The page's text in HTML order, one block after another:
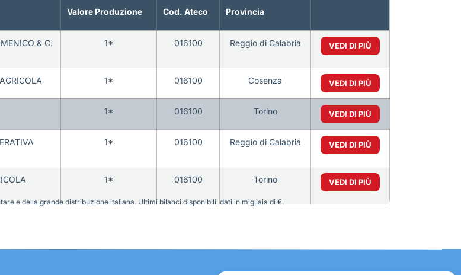
Valore Produzione Cod. Ateco Provincia
& C.
1* 016100 Reggio di Calabria VEDI DI PIÙ
1* 016100 Cosenza VEDI DI PIÙ
1* 016100 Torino VEDI DI PIÙ
1* 016100 Reggio di Calabria VEDI DI PIÙ
1* 016100 Torino VEDI DI PIÙ
e della grande distribuzione italiana. Ultimi bilanci disponibili, dati in migliaia di €.